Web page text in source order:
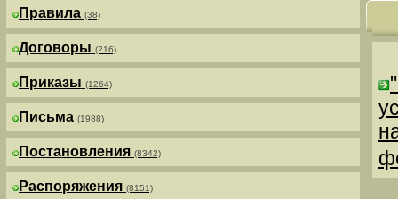
Правила (38)
Договоры (216)
Приказы (1264)
Письма (1988)
Постановления (8342)
Распоряжения (8151)